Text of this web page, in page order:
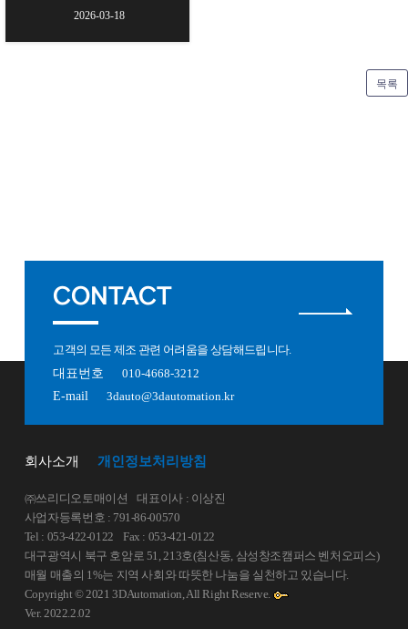
2026-03-18
목록
CONTACT
고객의 모든 제조 관련 어려움을 상담해드립니다.
대표번호 010-4668-3212
E-mail 3dauto@3dautomation.kr
회사소개 개인정보처리방침
㈜쓰리디오토매이션
대표이사 : 이상진
사업자등록번호 : 791-86-00570
Tel : 053-422-0122
Fax : 053-421-0122
대구광역시 북구 호암로 51, 213호(침산동, 삼성창조캠퍼스 벤처오피스)
매월 매출의 1%는 지역 사회와 따뜻한 나눔을 실천하고 있습니다.
Copyright © 2021 3DAutomation, All Right Reserve.
Ver. 2022.2.02